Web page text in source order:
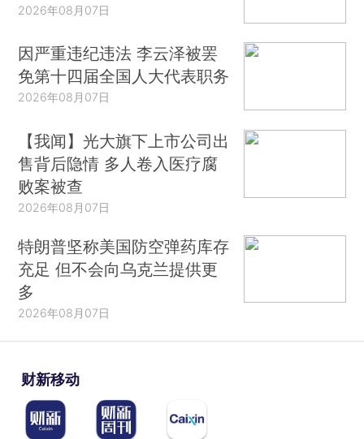
2026年08月07日
因严重违纪违法 李云泽被罢
免第十四届全国人大代表职务
2026年08月07日
【我闻】光大旗下上市公司出
售背后隐情 多人卷入医疗腐
败案被查
2026年08月07日
特朗普坚称美国防空弹药库存
充足 但不会向乌克兰提供更
多
2026年08月07日
财新移动